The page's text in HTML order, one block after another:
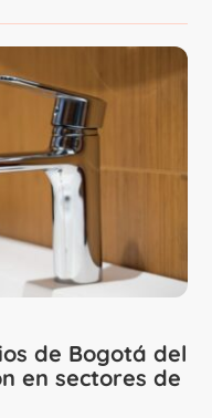
de Bogotá del
en sectores de